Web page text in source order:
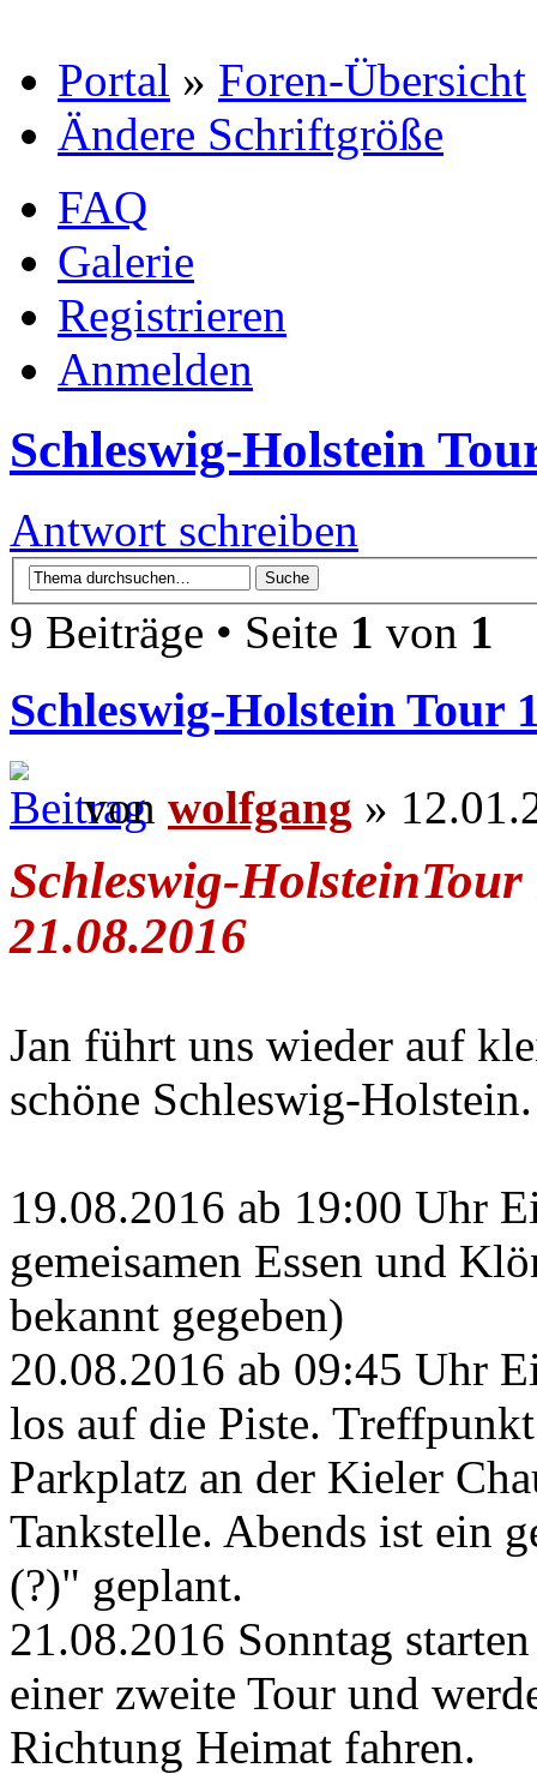
Portal » Foren-Übersicht
Ändere Schriftgröße
FAQ
Galerie
Registrieren
Anmelden
Schleswig-Holstein
Antwort schreiben
9 Beiträge • Seite 1 von 1
Schleswig-Holstein Tour
von wolfgang »
Schleswig-
21.08.2016
Jan führt uns wieder auf
schöne Schleswig-Holstein.
19.08.2016 ab 19:00 Uhr
gemeisamen Essen und
bekannt gegeben)
20.08.2016 ab 09:45 Uhr
los auf die Piste.
Parkplatz an der Kieler
Tankstelle. Abends ist ein
(?)" geplant.
21.08.2016 Sonntag
einer zweite Tour und
Richtung Heimat fahren.